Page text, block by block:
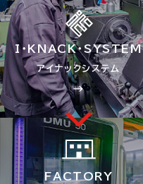
I・KNACK・SYSTEM
アイナックシステム
→
FACTORY